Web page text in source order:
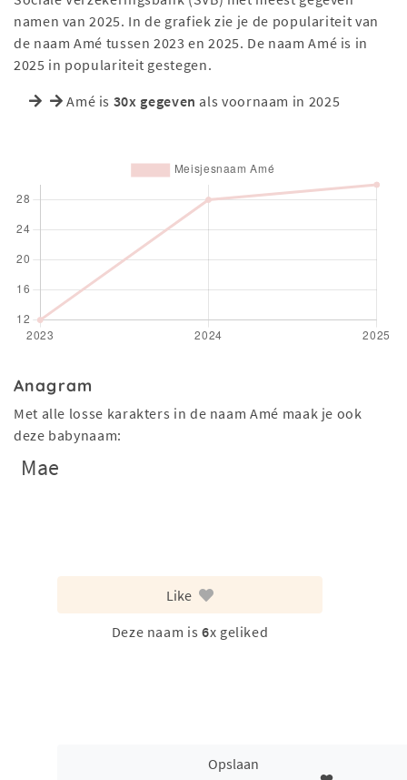
namen van 2025. In de grafiek zie je de populariteit van
de naam Amé tussen 2023 en 2025. De naam Amé is in
2025 in populariteit gestegen.
Amé is 30x gegeven als voornaam in 2025
Anagram
Met alle losse karakters in de naam Amé maak je ook
deze babynaam:
Mae
Like
Deze naam is 6x geliked
Opslaan